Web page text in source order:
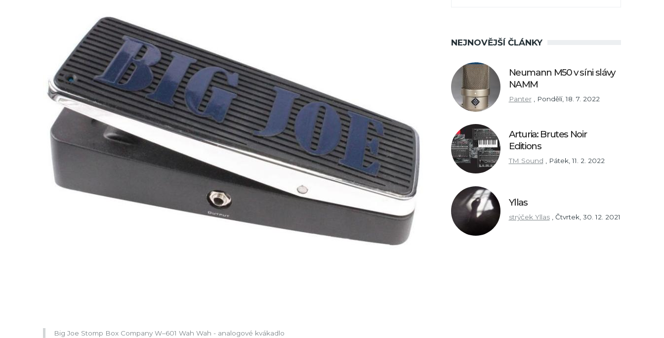
Big Joe Stomp Box Company W–601 Wah Wah - analogové kvákadlo
NEJNOVĚJŠÍ ČLÁNKY
Neumann M50 v síni slávy
NAMM
Panter Pondělí, 18. 7. 2022
Arturia: Brutes Noir
Editions
TM Sound , Pátek, 11. 2. 2022
Yllas
strýček Yllas Čtvrtek, 30. 12. 2021